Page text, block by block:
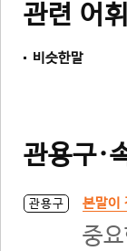
관련 어휘
비슷한말
관용구·
관용구 본말이
중